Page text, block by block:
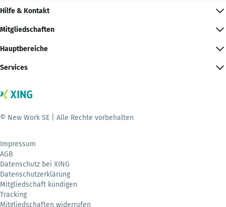
Hilfe & Kontakt
Mitgliedschaften
Hauptbereiche
Services
© New Work SE | Alle Rechte vorbehalten
Impressum
AGB
Datenschutz bei XING
Datenschutzerklärung
Mitgliedschaft kündigen
Tracking
Mitgliedschaften widerrufen